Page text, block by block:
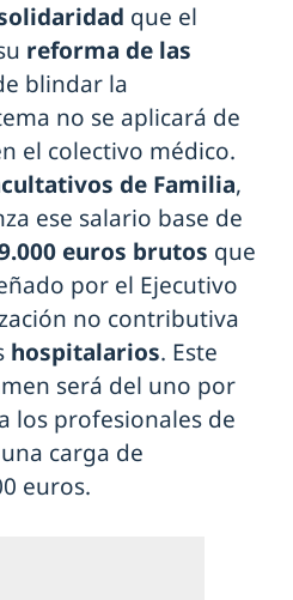
que el
reforma de las
blindar la
no se aplicará de
el colectivo médico.
de Familia,
ese salario base de
euros brutos que
por el Ejecutivo
no contributiva
hospitalarios. Este
será del uno por
los profesionales de
carga de
euros.